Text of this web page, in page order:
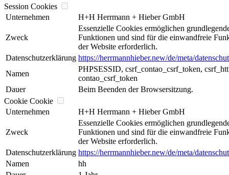
Session Cookies
Unternehmen
H+H Herrmann + Hieber GmbH
Zweck
Essenzielle Cookies ermöglichen
Funktionen und sind für die einwandfreie
der Website erforderlich.
Datenschutzerklärung https://herrmannhieber.new/de/meta/
Namen
PHPSESSID, csrf_contao_csrf_token,
contao_csrf_token
Dauer
Beim Beenden der Browsersitzung.
Cookie Cookie
Unternehmen
H+H Herrmann + Hieber GmbH
Zweck
Essenzielle Cookies ermöglichen
Funktionen und sind für die einwandfreie
der Website erforderlich.
Datenschutzerklärung https://herrmannhieber.new/de/meta/
Namen
hh